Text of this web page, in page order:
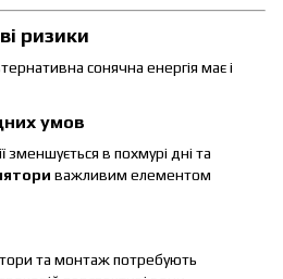
ризики
сонячна енергія має і
умов
зменшується в похмурі дні та
важливим елементом
та монтаж потребують